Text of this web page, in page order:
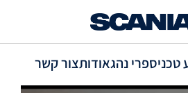
טכניספרי נהגאודותצור קשר